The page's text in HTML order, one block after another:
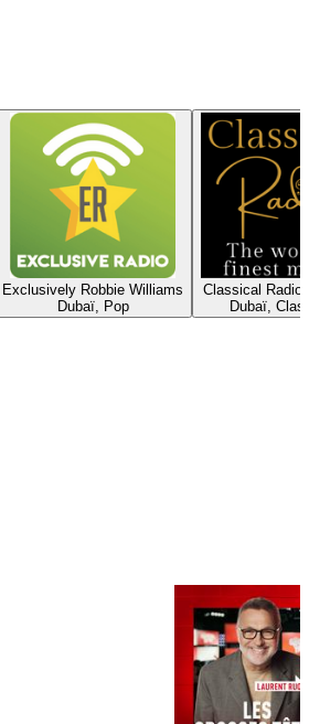
Exclusively Robbie Williams
Dubaï, Pop
Classical Radio
Dubaï,